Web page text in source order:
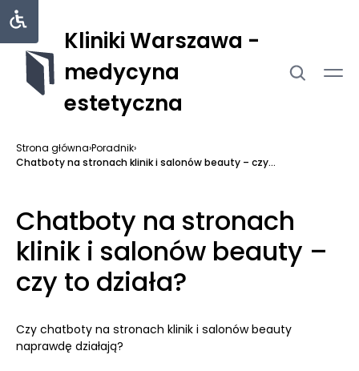
Kliniki Warszawa -
medycyna
estetyczna
Strona główna›Poradnik›
Chatboty na stronach klinik i salonów beauty – czy...
Chatboty na stronach
klinik i salonów beauty –
czy to działa?
Czy chatboty na stronach klinik i salonów beauty
naprawdę działają?